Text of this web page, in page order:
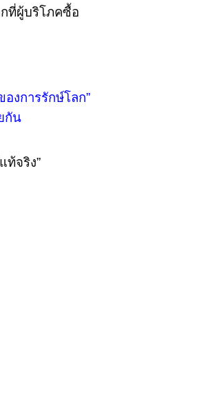
ที่ผู้บริโภคซื้อ
งการรักษ์โลก”
กัน
ท้จริง”